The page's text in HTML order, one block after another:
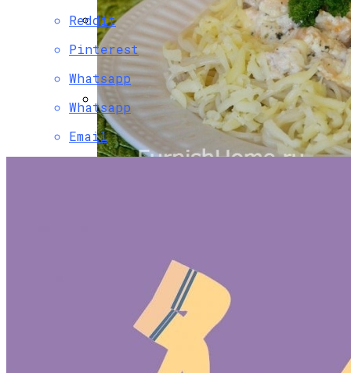
Разбираемся, Какие Виды Проклятий
Соседи Могут Применить К Вашему
Дому
Как Правильно Ухаживать За Женской
Лаковой Обувью
Reddit
Pinterest
Whatsapp
Whatsapp
Email